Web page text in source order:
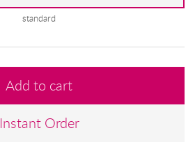
standard
Add to cart
Instant Order